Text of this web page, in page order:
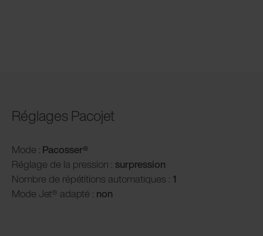
Réglages Pacojet
Mode : Pacosser®
Réglage de la pression : surpression
Nombre de répétitions automatiques : 1
Mode Jet® adapté : non